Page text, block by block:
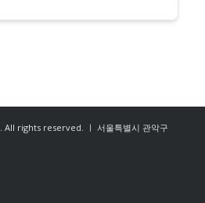
. All rights reserved. ㅣ 서울특별시 관악구